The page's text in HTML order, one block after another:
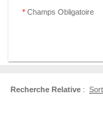
* Champs Obligatoire
Recherche Relative :